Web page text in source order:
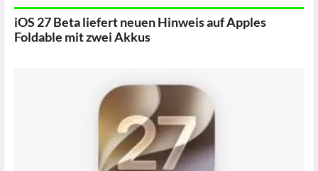
iOS 27 Beta liefert neuen Hinweis auf Apples
Foldable mit zwei Akkus